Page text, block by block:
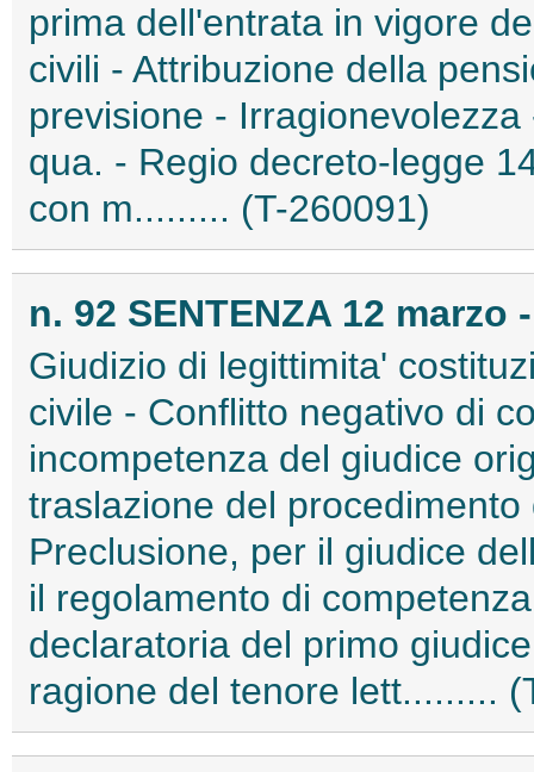
prima dell'entrata in vigore
civili - Attribuzione della
previsione -
qua. - Regio decreto-legge
con m......... (T-260091)
n. 92 SENTENZA 12 marzo
Giudizio di legittimita'
civile - Conflitto negativo di
incompetenza del giudice
traslazione del
Preclusione, per il giudice
il regolamento di
declaratoria del primo
ragione del tenore lett.........